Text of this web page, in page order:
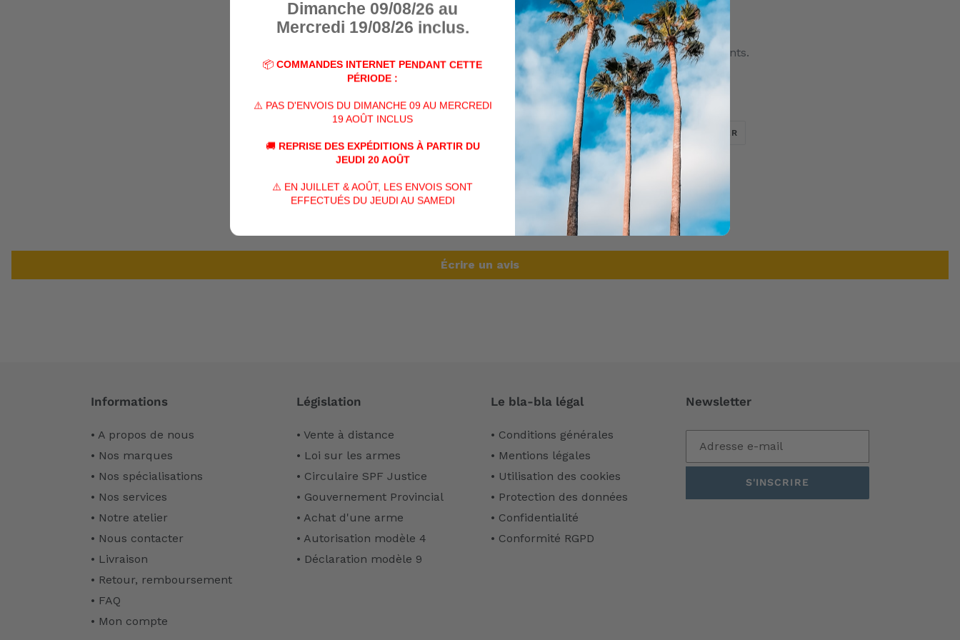
Charnière internes securit
Picots anti-soulèvement
2 verrouillages à code 3 chiffres indépendants.
Intérieur mousse alvéolée.
Possibilité de placer 2 cadenas
PARTAGER PARTAGER
SUR
FACEBOOK
TWEETERTWEETER
SUR
TWITTER
ÉPINGLER
AVIS CLIENTS
Soyez le premier à écrire un avis
Écrire un avis
Informations
• A propos de nous
• Nos marques
• Nos spécialisations
• Nos services
• Notre atelier
• Nous contacter
• Livraison
• Retour, remboursement
• FAQ
• Mon compte
Législation
• Vente à distance
• Loi sur les armes
• Circulaire SPF Justice
• Gouvernement Provincial
• Achat d'une arme
• Autorisation modèle 4
• Déclaration modèle 9
Le bla-bla légal
• Conditions générales
• Mentions légales
• Utilisation des cookies
• Protection des données
• Confidentialité
• Conformité RGPD
Newsletter
S'INSCRIRE
Dimanche 09/08/26 au
Mercredi 19/08/26 inclus.
📦 COMMANDES INTERNET PENDANT CETTE
PÉRIODE :
⚠️ PAS D'ENVOIS DU DIMANCHE 09 AU MERCREDI
19 AOÛT INCLUS
🚚 REPRISE DES EXPÉDITIONS À PARTIR DU
JEUDI 20 AOÛT
⚠️ EN JUILLET & AOÛT, LES ENVOIS SONT
EFFECTUÉS DU JEUDI AU SAMEDI